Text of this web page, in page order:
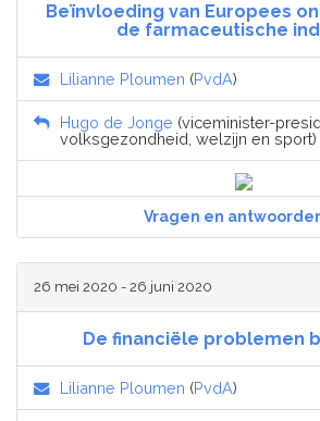
Beïnvloeding van Europees
de farmaceutische
Lilianne Ploumen (PvdA)
Hugo de Jonge (viceminister-
volksgezondheid, welzijn en sport)
Vragen en
26 mei 2020 - 26 juni 2020
De financiële problemen
Lilianne Ploumen (PvdA)